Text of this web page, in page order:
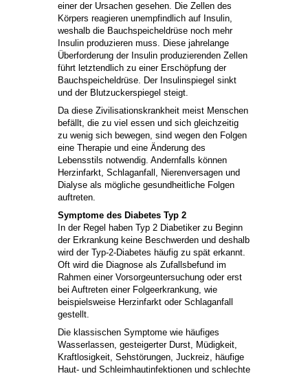
einer der Ursachen gesehen. Die Zellen des
Körpers reagieren unempfindlich auf Insulin,
weshalb die Bauchspeicheldrüse noch mehr
Insulin produzieren muss. Diese jahrelange
Überforderung der Insulin produzierenden Zellen
führt letztendlich zu einer Erschöpfung der
Bauchspeicheldrüse. Der Insulinspiegel sinkt
und der Blutzuckerspiegel steigt.
Da diese Zivilisationskrankheit meist Menschen
befällt, die zu viel essen und sich gleichzeitig
zu wenig sich bewegen, sind wegen den Folgen
eine Therapie und eine Änderung des
Lebensstils notwendig. Andernfalls können
Herzinfarkt, Schlaganfall, Nierenversagen und
Dialyse als mögliche gesundheitliche Folgen
auftreten.
Symptome des Diabetes Typ 2
In der Regel haben Typ 2 Diabetiker zu Beginn
der Erkrankung keine Beschwerden und deshalb
wird der Typ-2-Diabetes häufig zu spät erkannt.
Oft wird die Diagnose als Zufallsbefund im
Rahmen einer Vorsorgeuntersuchung oder erst
bei Auftreten einer Folgeerkrankung, wie
beispielsweise Herzinfarkt oder Schlaganfall
gestellt.
Die klassischen Symptome wie häufiges
Wasserlassen, gesteigerter Durst, Müdigkeit,
Kraftlosigkeit, Sehstörungen, Juckreiz, häufige
Haut- und Schleimhautinfektionen und schlechte